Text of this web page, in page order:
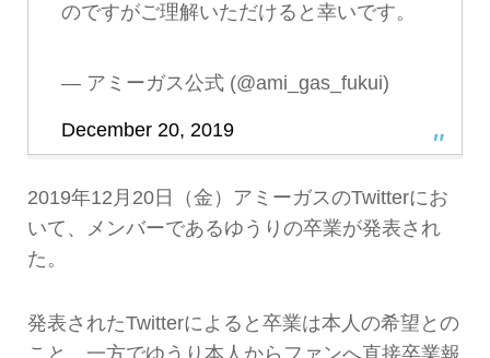
のですがご理解いただけると幸いです。
— アミーガス公式 (@ami_gas_fukui)
December 20, 2019
2019年12月20日（金）アミーガスのTwitterにお
いて、メンバーであるゆうりの卒業が発表され
た。
発表されたTwitterによると卒業は本人の希望との
こと。一方でゆうり本人からファンへ直接卒業報